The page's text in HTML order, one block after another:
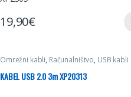
19,90€
Ta izdelek ima več različic.
Omrežni kabli, Računalništvo, USB kabli
KABEL USB 2.0 3m XP20313